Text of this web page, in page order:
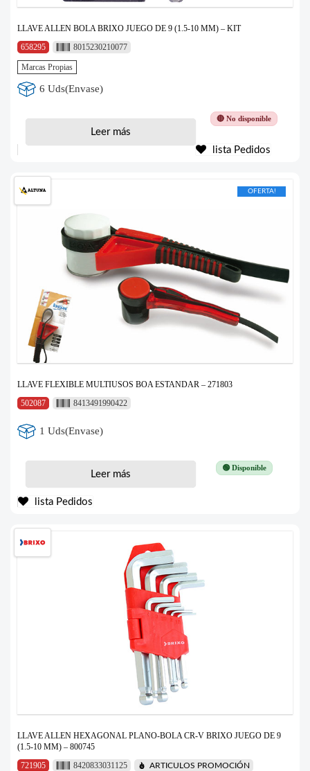
LLAVE ALLEN BOLA BRIXO JUEGO DE 9 (1.5-10 MM) – KIT
658295
8015230210077
Marcas Propias
6 Uds(Envase)
🔴 No disponible
Leer más
lista Pedidos
OFERTA!
LLAVE FLEXIBLE MULTIUSOS BOA ESTANDAR – 271803
502087
8413491990422
1 Uds(Envase)
🟢 Disponible
Leer más
lista Pedidos
LLAVE ALLEN HEXAGONAL PLANO-BOLA CR-V BRIXO JUEGO DE 9
(1.5-10 MM) – 800745
721905
8420833031125 ARTICULOS PROMOCIÓN